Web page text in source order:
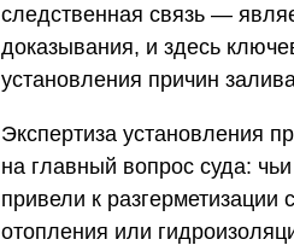
следственная связь —
доказывания, и здесь
установления причин
Экспертиза установления
на главный вопрос суда:
привели к
отопления или